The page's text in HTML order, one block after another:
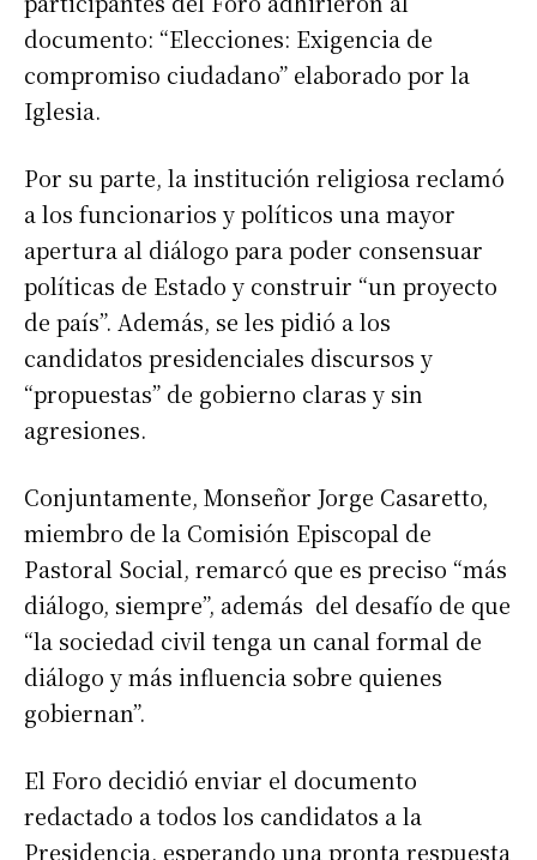
documento: “Elecciones: Exigencia de
compromiso ciudadano” elaborado por la
Iglesia.
Por su parte, la institución religiosa reclamó
a los funcionarios y políticos una mayor
apertura al diálogo para poder consensuar
políticas de Estado y construir “un proyecto
de país”. Además, se les pidió a los
candidatos presidenciales discursos y
“propuestas” de gobierno claras y sin
agresiones.
Conjuntamente, Monseñor Jorge Casaretto,
miembro de la Comisión Episcopal de
Pastoral Social, remarcó que es preciso “más
diálogo, siempre”, además del desafío de que
“la sociedad civil tenga un canal formal de
diálogo y más influencia sobre quienes
gobiernan”.
El Foro decidió enviar el documento
redactado a todos los candidatos a la
Presidencia, esperando una pronta respuesta